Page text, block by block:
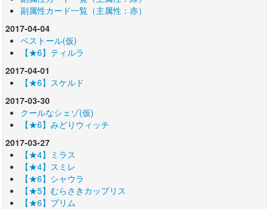
副属性カード一覧（主属性：赤）
2017-04-04
ベストール(仮)
【★6】ティルラ
2017-04-01
【★6】スケルド
2017-03-30
クールなシェゾ(仮)
【★6】みどりウィッチ
2017-03-27
【★4】ミラス
【★4】スミレ
【★6】シャウラ
【★5】むらさきカップリス
【★6】プリム